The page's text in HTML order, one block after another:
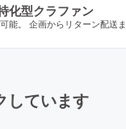
化型クラファン
能。 企画からリターン配送
しています